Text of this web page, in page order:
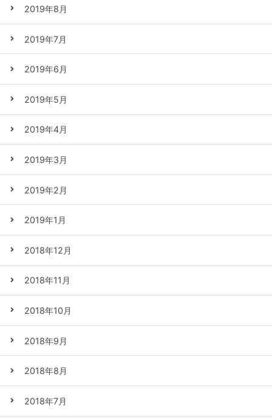
2019年8月
2019年7月
2019年6月
2019年5月
2019年4月
2019年3月
2019年2月
2019年1月
2018年12月
2018年11月
2018年10月
2018年9月
2018年8月
2018年7月